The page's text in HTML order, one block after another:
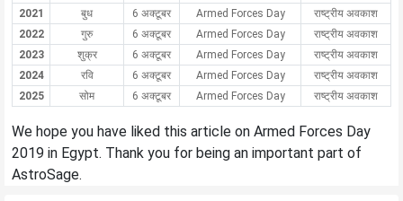
2021
बुध 6 अक्टूबर Armed Forces Day
राष्ट्रीय अवकाश
2022
गुरु 6 अक्टूबर Armed Forces Day
राष्ट्रीय अवकाश
2023
शुक्र 6 अक्टूबर Armed Forces Day
राष्ट्रीय अवकाश
2024
रवि 6 अक्टूबर Armed Forces Day
राष्ट्रीय अवकाश
2025
सोम 6 अक्टूबर Armed Forces Day राष्ट्रीय अवकाश
We hope you have liked this article on Armed Forces Day
2019 in Egypt. Thank you for being an important part of
AstroSage.